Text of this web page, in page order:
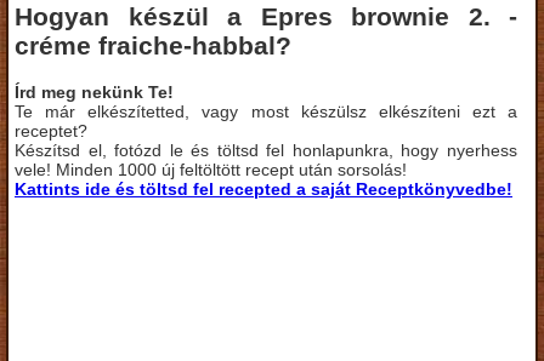
Hogyan készül a Epres brownie 2. -
créme fraiche-habbal?
Írd meg nekünk Te!
Te már elkészítetted, vagy most készülsz elkészíteni ezt a
receptet?
Készítsd el, fotózd le és töltsd fel honlapunkra, hogy nyerhess
vele! Minden 1000 új feltöltött recept után sorsolás!
Kattints ide és töltsd fel recepted a saját Receptkönyvedbe!